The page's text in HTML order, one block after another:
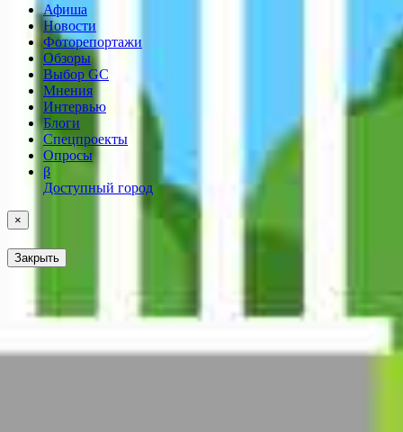
Афиша
Новости
Фоторепортажи
Обзоры
Выбор GC
Мнения
Интервью
Блоги
Спецпроекты
Опросы
β
Доступный город
×
Закрыть